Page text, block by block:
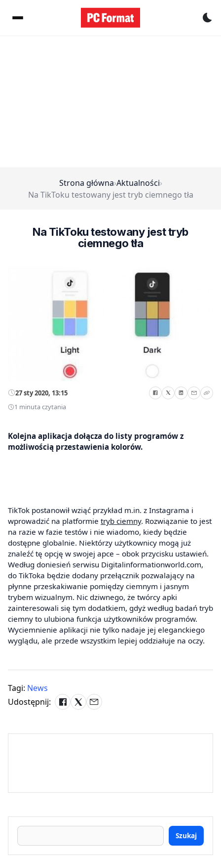
Strona główna›Aktualności›
Na TikToku testowany jest tryb ciemnego tła
Na TikToku testowany jest tryb
ciemnego tła
27 sty 2020, 13:15
1 minuta czytania
Kolejna aplikacja dołącza do listy programów z
możliwością przestawienia kolorów.
TikTok postanowił wziąć przykład m.in. z Instagrama i
wprowadzić na platformie tryb ciemny. Rozwiązanie to jest
na razie w fazie testów i nie wiadomo, kiedy będzie
dostępne globalnie. Niektórzy użytkownicy mogą już
znaleźć tę opcję w swojej apce – obok przycisku ustawień.
Według doniesień serwisu Digitalinformationworld.com,
do TikToka będzie dodany przełącznik pozwalający na
płynne przeskakiwanie pomiędzy ciemnym i jasnym
trybem wizualnym. Nic dziwnego, że twórcy apki
zainteresowali się tym dodatkiem, gdyż według badań tryb
ciemny to ulubiona funkcja użytkowników programów.
Wyciemnienie aplikacji nie tylko nadaje jej eleganckiego
wyglądu, ale przede wszystkim lepiej oddziałuje na oczy.
Tagi: News
Udostępnij:
Szukaj